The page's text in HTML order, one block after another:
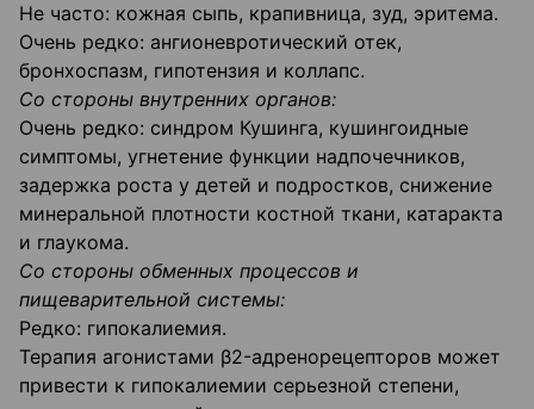
Не часто: кожная сыпь, крапивница, зуд, эритема.
Очень редко: ангионевротический отек,
бронхоспазм, гипотензия и коллапс.
Со стороны внутренних органов:
Очень редко: синдром Кушинга, кушингоидные
симптомы, угнетение функции надпочечников,
задержка роста у детей и подростков, снижение
минеральной плотности костной ткани, катаракта
и глаукома.
Со стороны обменных процессов и
пищеварительной системы:
Редко: гипокалиемия.
Терапия агонистами β2-адренорецепторов может
привести к гипокалиемии серьезной степени,